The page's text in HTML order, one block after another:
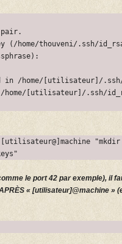
pair.
(/home/thouveni/.ssh/
in /home/[utilisateur]/
/home/[utilisateur]/.ssh/
le port 42 par exemple), il
« [utilisateur]@machine »